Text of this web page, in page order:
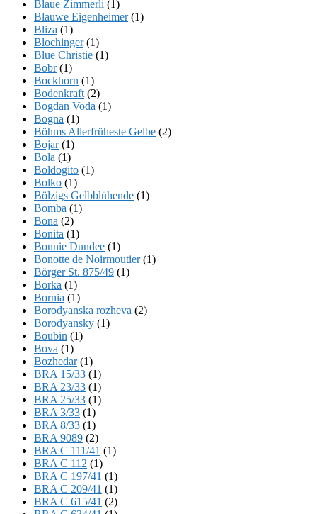
Blaue Zimmerli (1)
Blauwe Eigenheimer(1)
Bliza (1)
Blochinger(1)
Blue Christie (1)
Bobr(1)
Bockhorn (1)
Bodenkraft (2)
Bogdan Voda (1)
Bogna (1)
Böhms Allerfrüheste Gelbe (2)
Bojar(1)
Bola (1)
Boldogito (1)
Bolko (1)
Bölzigs Gelbblühende (1)
Bomba (1)
Bona (2)
Bonita (1)
Bonnie Dundee (1)
Bonotte de Noirmoutier(1)
Börger St. 875/49 (1)
Borka (1)
Bornia (1)
Borodyanska rozheva (2)
Borodyansky (1)
Boubin (1)
Bova (1)
Bozhedar(1)
BRA 15/33 (1)
BRA 23/33 (1)
BRA 25/33 (1)
BRA 3/33 (1)
BRA 8/33 (1)
BRA 9089 (2)
BRA C 111/41 (1)
BRA C 112 (1)
BRA C 197/41 (1)
BRA C 209/41 (1)
BRA C 615/41 (2)